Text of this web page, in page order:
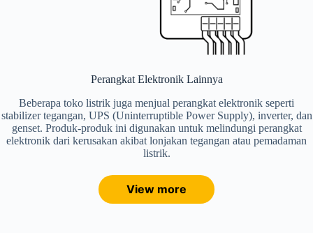
Perangkat Elektronik Lainnya
Beberapa toko listrik juga menjual perangkat elektronik seperti
stabilizer tegangan, UPS (Uninterruptible Power Supply), inverter, dan
genset. Produk-produk ini digunakan untuk melindungi perangkat
elektronik dari kerusakan akibat lonjakan tegangan atau pemadaman
listrik.
View more